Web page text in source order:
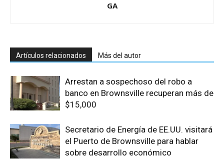
GA
Artículos relacionados Más del autor
Arrestan a sospechoso del robo a
banco en Brownsville recuperan más de
$15,000
Secretario de Energía de EE.UU. visitará
el Puerto de Brownsville para hablar
sobre desarrollo económico